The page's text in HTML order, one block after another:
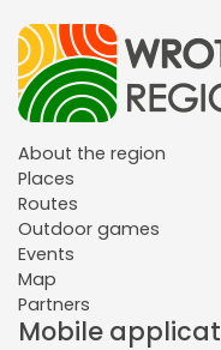
About the region
Places
Routes
Outdoor games
Events
Map
Partners
Mobile